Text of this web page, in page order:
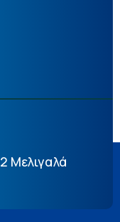
Μελιγαλά